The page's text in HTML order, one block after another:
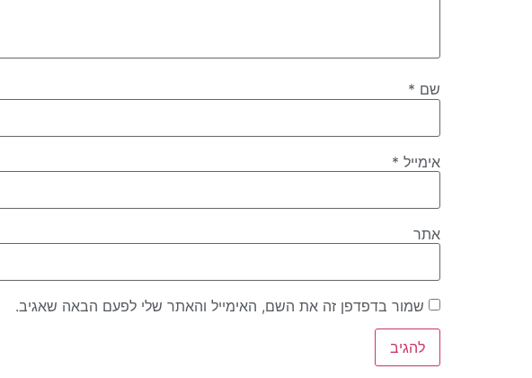
שם *
אימייל *
אתר
שמור בדפדפן זה את השם, האימייל והאתר שלי לפעם הבאה שאגיב.